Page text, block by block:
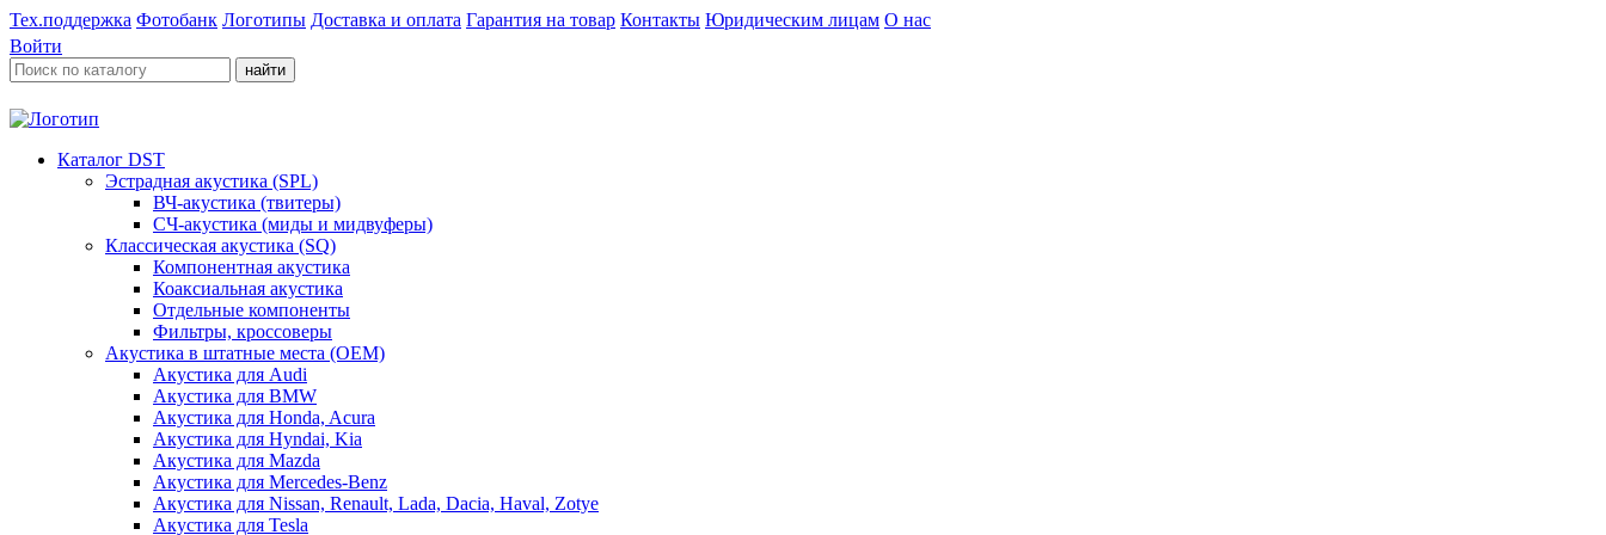
Тех.поддержка Фотобанк Логотипы Доставка и оплата Гарантия на товар Контакты Юридическим лицам О нас
Войти
найти
Каталог DST
Эстрадная акустика (SPL)
ВЧ-акустика (твитеры)
СЧ-акустика (миды и мидвуферы)
Классическая акустика (SQ)
Компонентная акустика
Коаксиальная акустика
Отдельные компоненты
Фильтры, кроссоверы
Акустика в штатные места (OEM)
Акустика для Audi
Акустика для BMW
Акустика для Honda, Acura
Акустика для Hyndai, Kia
Акустика для Mazda
Акустика для Mercedes-Benz
Акустика для Nissan, Renault, Lada, Dacia, Haval, Zotye
Акустика для Tesla